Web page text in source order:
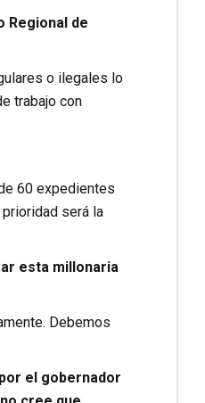
Regional de
o ilegales lo
trabajo con
60 expedientes
será la
esta millonaria
Debemos
el gobernador